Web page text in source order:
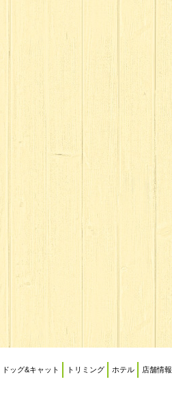
ドッグ&キャット トリミング ホテル 店舗情報